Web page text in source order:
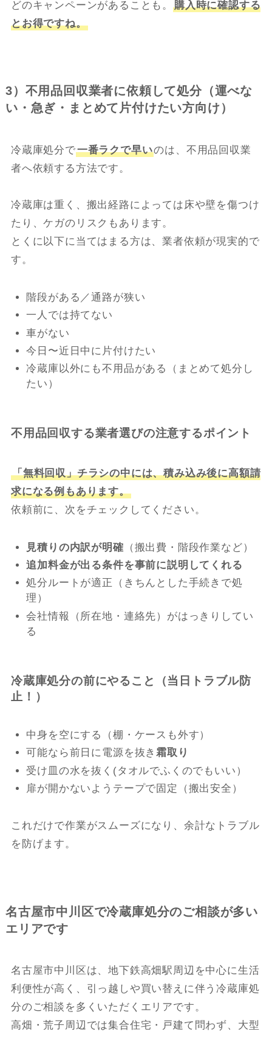
どのキャンペーンがあることも。購入時に確認する
とお得ですね。
3）不用品回収業者に依頼して処分（運べな
い・急ぎ・まとめて片付けたい方向け）
冷蔵庫処分で一番ラクで早いのは、不用品回収業
者へ依頼する方法です。
冷蔵庫は重く、搬出経路によっては床や壁を傷つけ
たり、ケガのリスクもあります。
とくに以下に当てはまる方は、業者依頼が現実的で
す。
階段がある／通路が狭い
一人では持てない
車がない
今日〜近日中に片付けたい
冷蔵庫以外にも不用品がある（まとめて処分し
たい）
不用品回収する業者選びの注意するポイント
「無料回収」チラシの中には、積み込み後に高額請
求になる例もあります。
依頼前に、次をチェックしてください。
見積りの内訳が明確 （搬出費・階段作業など）
追加料金が出る条件を事前に説明してくれる
処分ルートが適正（きちんとした手続きで処
理）
会社情報（所在地・連絡先）がはっきりしてい
る
冷蔵庫処分の前にやること（当日トラブル防
止！）
中身を空にする（棚・ケースも外す）
可能なら前日に電源を抜き霜取り
受け皿の水を抜く(タオルでふくのでもいい）
扉が開かないようテープで固定（搬出安全）
これだけで作業がスムーズになり、余計なトラブル
を防げます。
名古屋市中川区で冷蔵庫処分のご相談が多い
エリアです
名古屋市中川区は、地下鉄高畑駅周辺を中心に生活
利便性が高く、引っ越しや買い替えに伴う冷蔵庫処
分のご相談を多くいただくエリアです。
高畑・荒子周辺では集合住宅・戸建て問わず、大型